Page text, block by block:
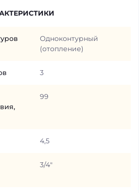
Одноконтурный
(отопление)
3
99
4,5
3/4"